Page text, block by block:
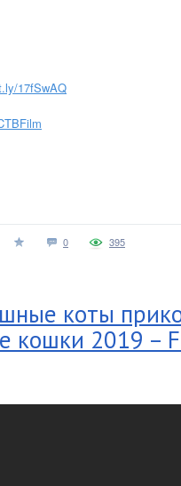
17fSwAQ
0 395
коты
кошки 2019 –